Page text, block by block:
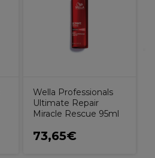
Wella Professionals
Ultimate Repair
Miracle Rescue 95ml
73,65€